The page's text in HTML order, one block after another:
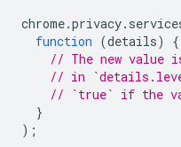
chrome.privacy.
function (details)
{
// The new
// in
// `true` if the
}
);